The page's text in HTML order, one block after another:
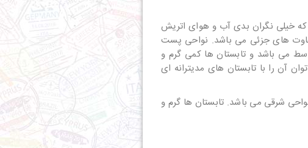
که خیلی نگران بدی آب و هوای اتریش
های جزئی می باشد. نواحی پست
می باشد و تابستان ها کمی گرم و
آن را با تابستان های مدیترانه ای
شرقی می باشد. تابستان ها گرم و